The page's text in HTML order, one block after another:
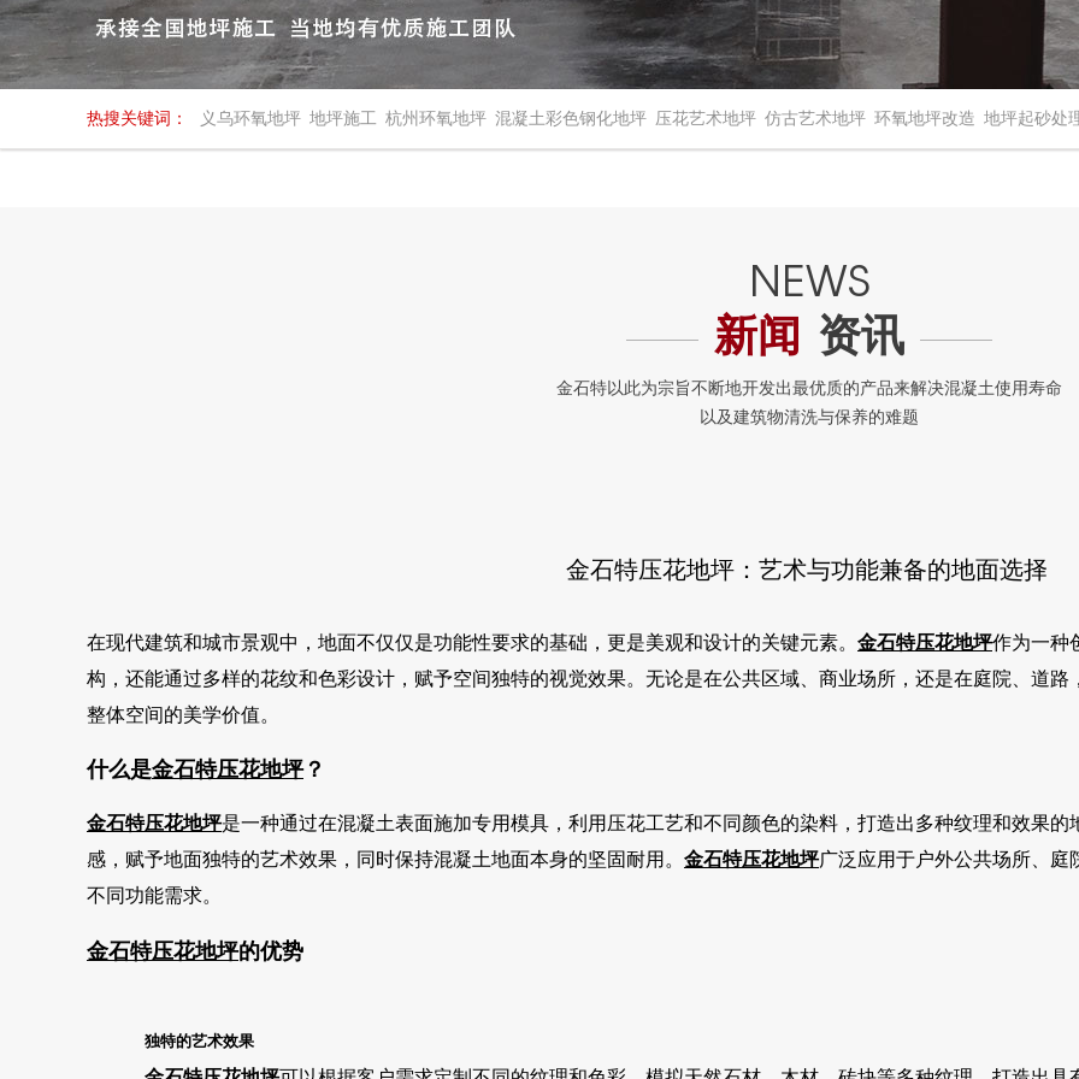
热搜关键词： 义乌环氧地坪 地坪施工 杭州环氧地坪 混凝土彩色钢化地坪 压花艺术地坪 仿古艺术地坪 环氧地坪改造 地坪起砂处
新闻 资讯
金石特压花地坪：艺术与功能兼备的地面选择
在现代建筑和城市景观中，地面不仅仅是功能性要求的基础，更是美观和设计的关键元素。 金石特压花地坪作为一种
构，还能通过多样的花纹和色彩设计，赋予空间独特的视觉效果。无论是在公共区域、商业场所，还是在庭院、道路
整体空间的美学价值。
什么是金石特压花地坪？
金石特压花地坪是一种通过在混凝土表面施加专用模具，利用压花工艺和不同颜色的染料，打造出多种纹理和效果
感，赋予地面独特的艺术效果，同时保持混凝土地面本身的坚固耐用。 金石特压花地坪广泛应用于户外公共场所、庭
不同功能需求。
金石特压花地坪的优势
独特的艺术效果